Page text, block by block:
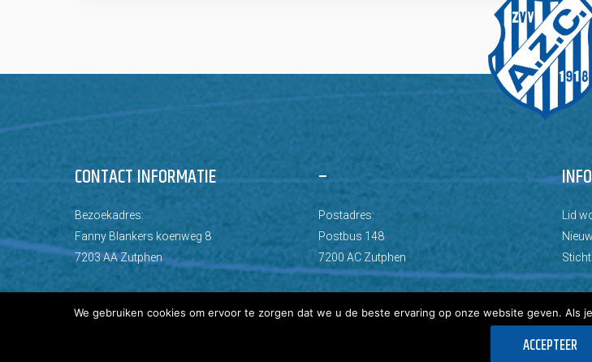
CONTACT INFORMATIE
Bezoekadres:
Fanny Blankers koenweg 8
7203 AA Zutphen
–
Postadres:
Postbus 148
7200 AC Zutphen
Lid
We gebruiken cookies om ervoor te zorgen dat we u de beste ervaring op onze website geven.
ACCEPTEER